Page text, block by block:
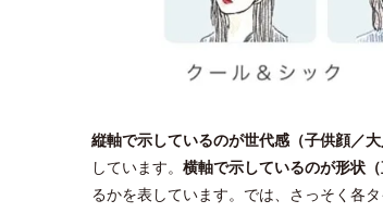
縦軸で示しているのが世代感（子供顔／大
しています。 横軸で示しているのが形状（
るかを表しています。では、さっそく各